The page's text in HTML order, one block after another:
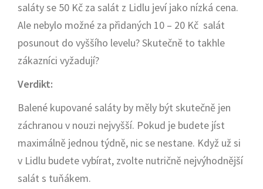
saláty se 50 Kč za salát z Lidlu jeví jako nízká cena.
Ale nebylo možné za přidaných 10 – 20 Kč salát
posunout do vyššího levelu? Skutečně to takhle
zákazníci vyžadují?
Verdikt:
Balené kupované saláty by měly být skutečně jen
záchranou v nouzi nejvyšší. Pokud je budete jíst
maximálně jednou týdně, nic se nestane. Když už si
v Lidlu budete vybírat, zvolte nutričně nejvýhodnější
salát s tuňákem.